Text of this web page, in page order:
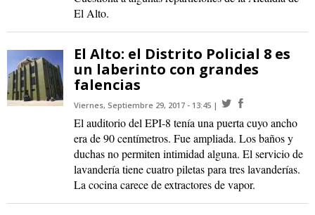
El Alto.
El Alto: el Distrito Policial 8 es
un laberinto con grandes
falencias
Viernes, Septiembre 29, 2017 - 13:45
El auditorio del EPI-8 tenía una puerta cuyo ancho
era de 90 centímetros. Fue ampliada. Los baños y
duchas no permiten intimidad alguna. El servicio de
lavandería tiene cuatro piletas para tres lavanderías.
La cocina carece de extractores de vapor.